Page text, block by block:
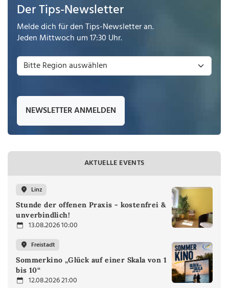
Der Tips-Newsletter
Melde dich für den Tips-Newsletter an.
Jeden Mittwoch um 17:30 Uhr.
NEWSLETTER ANMELDEN
AKTUELLE EVENTS
Linz
Stunde der offenen Praxis - kostenfrei &
unverbindlich!
13.08.2026 10:00
Freistadt
Sommerkino „Glück auf einer Skala von 1
bis 10“
12.08.2026 21:00